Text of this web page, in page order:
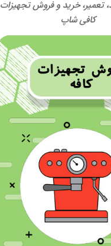
تعمیر، خرید و فروش تجهیزات
کافی شاپ